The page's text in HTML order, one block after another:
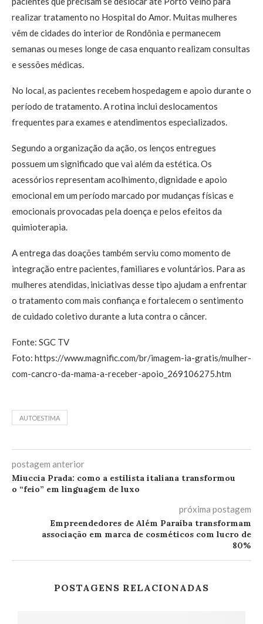
realizar tratamento no Hospital do Amor. Muitas mulheres
vêm de cidades do interior de Rondônia e permanecem
semanas ou meses longe de casa enquanto realizam consultas
e sessões médicas.
No local, as pacientes recebem hospedagem e apoio durante o
período de tratamento. A rotina inclui deslocamentos
frequentes para exames e atendimentos especializados.
Segundo a organização da ação, os lenços entregues
possuem um significado que vai além da estética. Os
acessórios representam acolhimento, dignidade e apoio
emocional em um período marcado por mudanças físicas e
emocionais provocadas pela doença e pelos efeitos da
quimioterapia.
A entrega das doações também serviu como momento de
integração entre pacientes, familiares e voluntários. Para as
mulheres atendidas, iniciativas desse tipo ajudam a enfrentar
o tratamento com mais confiança e fortalecem o sentimento
de cuidado coletivo durante a luta contra o câncer.
Fonte: SGC TV
Foto: https://www.magnific.com/br/imagem-ia-gratis/mulher-
com-cancro-da-mama-a-receber-apoio_269106275.htm
AUTOESTIMA
postagem anterior
Miuccia Prada: como a estilista italiana transformou
o “feio” em linguagem de luxo
próxima postagem
Empreendedores de Além Paraíba transformam
associação em marca de cosméticos com lucro de
80%
POSTAGENS RELACIONADAS